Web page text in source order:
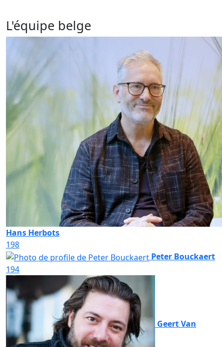
L'équipe belge
Hans Herbots
198
Peter Bouckaert
194
Geert Van